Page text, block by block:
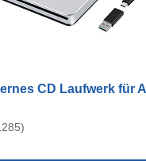
CD Laufwerk für